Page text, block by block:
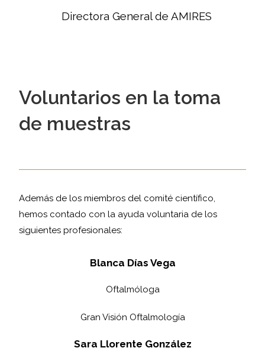
Directora General de AMIRES
Voluntarios en la toma
de muestras
Además de los miembros del comité científico,
hemos contado con la ayuda voluntaria de los
siguientes profesionales:
Blanca Días Vega
Oftalmóloga
Gran Visión Oftalmología
Sara Llorente González